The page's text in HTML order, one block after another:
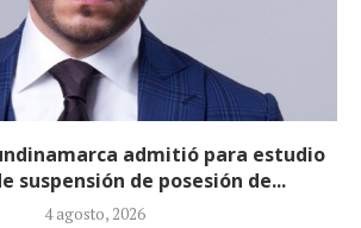
de la Nueva EPS: propuesta de
ministra de Salud...
3 agosto, 2026